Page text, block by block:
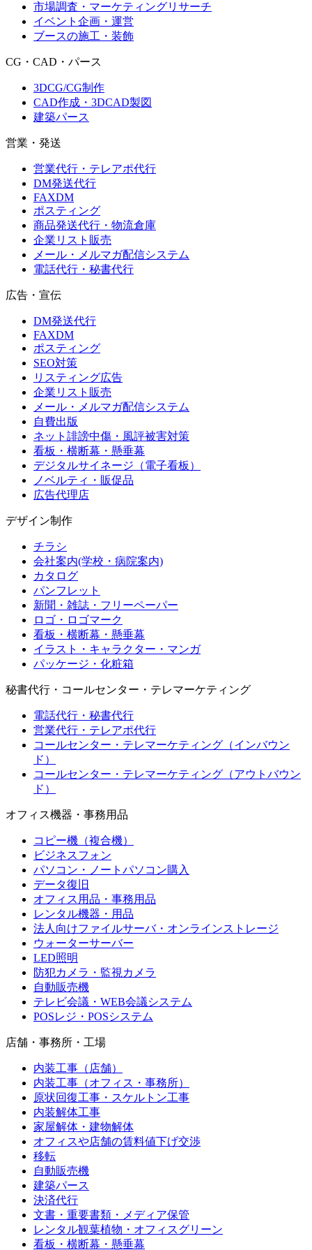
市場調査・マーケティングリサーチ
イベント企画・運営
ブースの施工・装飾
CG・CAD・パース
3DCG/CG制作
CAD作成・3DCAD製図
建築パース
営業・発送
営業代行・テレアポ代行
DM発送代行
FAXDM
ポスティング
商品発送代行・物流倉庫
企業リスト販売
メール・メルマガ配信システム
電話代行・秘書代行
広告・宣伝
DM発送代行
FAXDM
ポスティング
SEO対策
リスティング広告
企業リスト販売
メール・メルマガ配信システム
自費出版
ネット誹謗中傷・風評被害対策
看板・横断幕・懸垂幕
デジタルサイネージ（電子看板）
ノベルティ・販促品
広告代理店
デザイン制作
チラシ
会社案内(学校・病院案内)
カタログ
パンフレット
新聞・雑誌・フリーペーパー
ロゴ・ロゴマーク
看板・横断幕・懸垂幕
イラスト・キャラクター・マンガ
パッケージ・化粧箱
秘書代行・コールセンター・テレマーケティング
電話代行・秘書代行
営業代行・テレアポ代行
コールセンター・テレマーケティング（インバウン
ド）
コールセンター・テレマーケティング（アウトバウン
ド）
オフィス機器・事務用品
コピー機（複合機）
ビジネスフォン
パソコン・ノートパソコン購入
データ復旧
オフィス用品・事務用品
レンタル機器・用品
法人向けファイルサーバ・オンラインストレージ
ウォーターサーバー
LED照明
防犯カメラ・監視カメラ
自動販売機
テレビ会議・WEB会議システム
POSレジ・POSシステム
店舗・事務所・工場
内装工事（店舗）
内装工事（オフィス・事務所）
原状回復工事・スケルトン工事
内装解体工事
家屋解体・建物解体
オフィスや店舗の賃料値下げ交渉
移転
自動販売機
建築パース
決済代行
文書・重要書類・メディア保管
レンタル観葉植物・オフィスグリーン
看板・横断幕・懸垂幕